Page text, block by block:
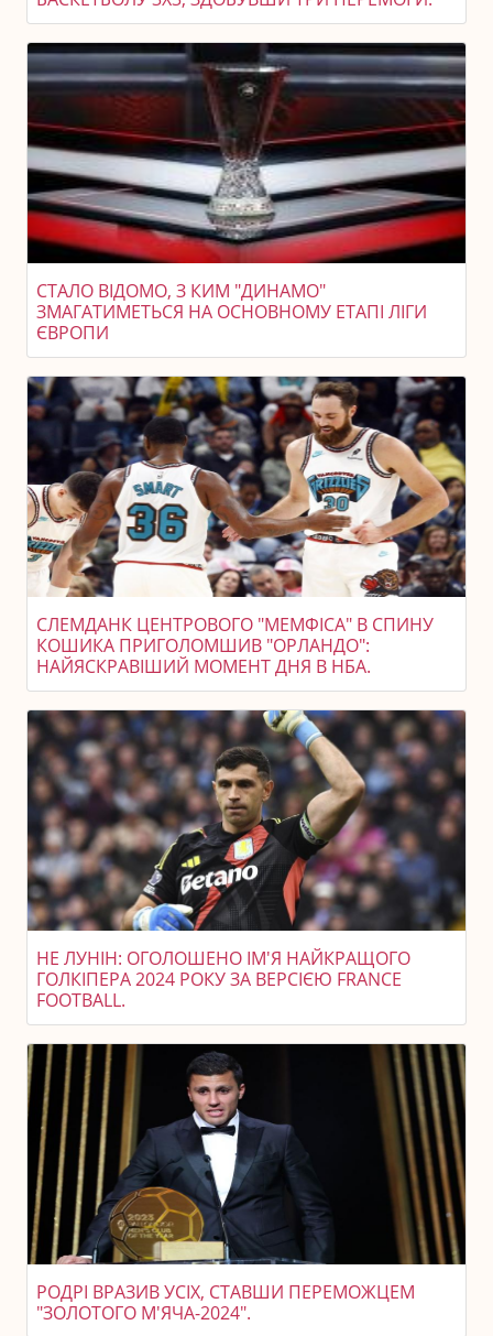
СТАЛО ВІДОМО, З КИМ "ДИНАМО"
ЗМАГАТИМЕТЬСЯ НА ОСНОВНОМУ ЕТАПІ ЛІГИ
ЄВРОПИ
СЛЕМДАНК ЦЕНТРОВОГО "МЕМФІСА" В СПИНУ
КОШИКА ПРИГОЛОМШИВ "ОРЛАНДО":
НАЙЯСКРАВІШИЙ МОМЕНТ ДНЯ В НБА.
НЕ ЛУНІН: ОГОЛОШЕНО ІМ'Я НАЙКРАЩОГО
ГОЛКІПЕРА 2024 РОКУ ЗА ВЕРСІЄЮ FRANCE
FOOTBALL.
РОДРІ ВРАЗИВ УСІХ, СТАВШИ ПЕРЕМОЖЦЕМ
"ЗОЛОТОГО М'ЯЧА-2024".